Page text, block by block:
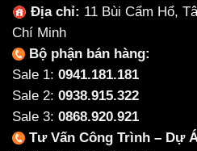
Địa chỉ: 11 Bùi Cẩm Hổ,
Chí Minh
Bộ phận bán hàng:
Sale 1: 0941.181.181
Sale 2: 0938.915.322
Sale 3: 0868.920.921
Tư Vấn Công Trình – Dự